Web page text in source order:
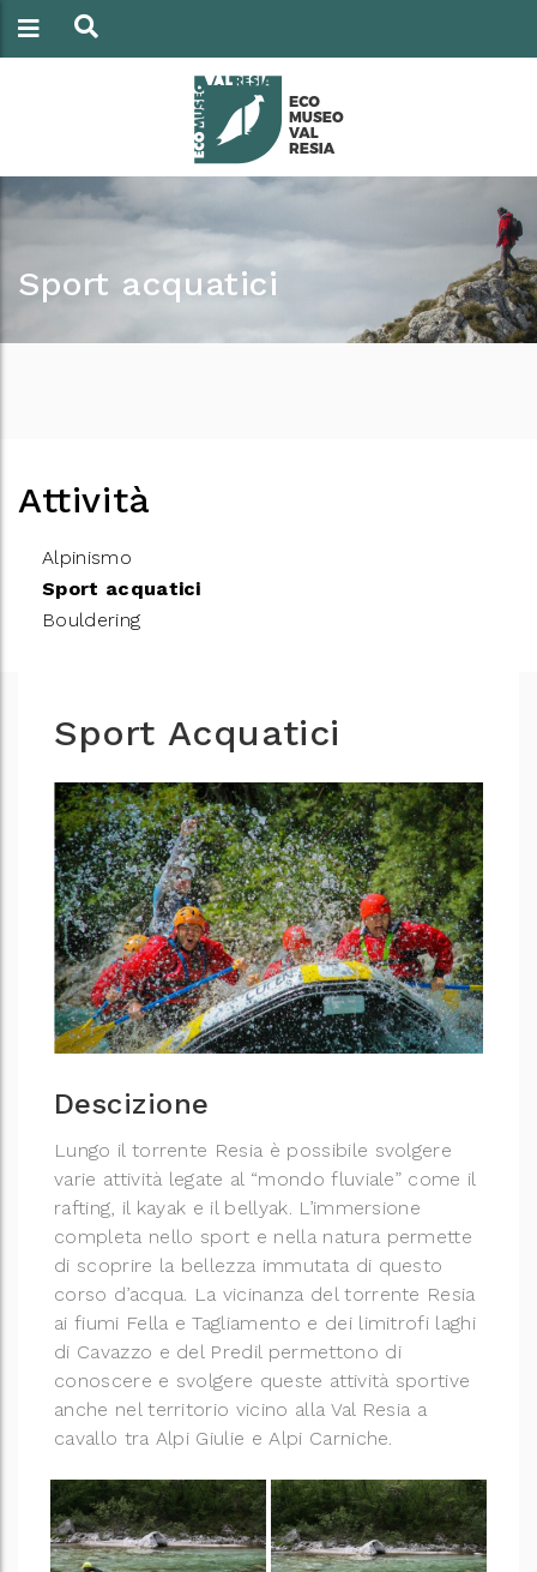
Sport acquatici
Attività
Alpinismo
Sport acquatici
Bouldering
Sport Acquatici
Descizione
Lungo il torrente Resia è possibile svolgere
varie attività legate al “mondo fluviale” come il
rafting, il kayak e il bellyak. L’immersione
completa nello sport e nella natura permette
di scoprire la bellezza immutata di questo
corso d’acqua. La vicinanza del torrente Resia
ai fiumi Fella e Tagliamento e dei limitrofi laghi
di Cavazzo e del Predil permettono di
conoscere e svolgere queste attività sportive
anche nel territorio vicino alla Val Resia a
cavallo tra Alpi Giulie e Alpi Carniche.